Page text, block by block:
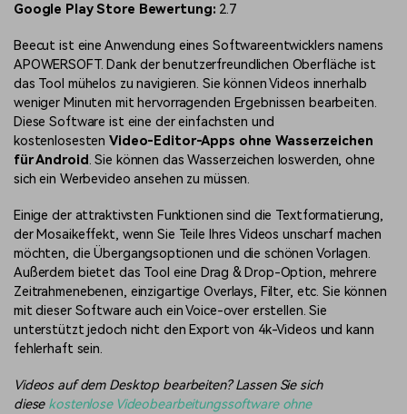
Google Play Store Bewertung: 2.7
Beecut ist eine Anwendung eines Softwareentwicklers namens
APOWERSOFT. Dank der benutzerfreundlichen Oberfläche ist
das Tool mühelos zu navigieren. Sie können Videos innerhalb
weniger Minuten mit hervorragenden Ergebnissen bearbeiten.
Diese Software ist eine der einfachsten und
kostenlosesten Video-Editor-Apps ohne Wasserzeichen
für Android . Sie können das Wasserzeichen loswerden, ohne
sich ein Werbevideo ansehen zu müssen.
Einige der attraktivsten Funktionen sind die Textformatierung,
der Mosaikeffekt, wenn Sie Teile Ihres Videos unscharf machen
möchten, die Übergangsoptionen und die schönen Vorlagen.
Außerdem bietet das Tool eine Drag & Drop-Option, mehrere
Zeitrahmenebenen, einzigartige Overlays, Filter, etc. Sie können
mit dieser Software auch ein Voice-over erstellen. Sie
unterstützt jedoch nicht den Export von 4k-Videos und kann
fehlerhaft sein.
Videos auf dem Desktop bearbeiten? Lassen Sie sich
diese kostenlose Videobearbeitungssoftware ohne